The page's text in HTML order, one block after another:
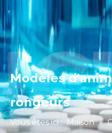
Modèles
rongeurs
Vous êtes ici : Maison »